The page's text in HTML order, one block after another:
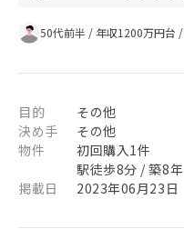
50代前半 / 年収1200万円台 /
目的
その他
決め手
その他
物件
初回購入1件
駅徒歩8分 / 築8
掲載日
2023年06月23日